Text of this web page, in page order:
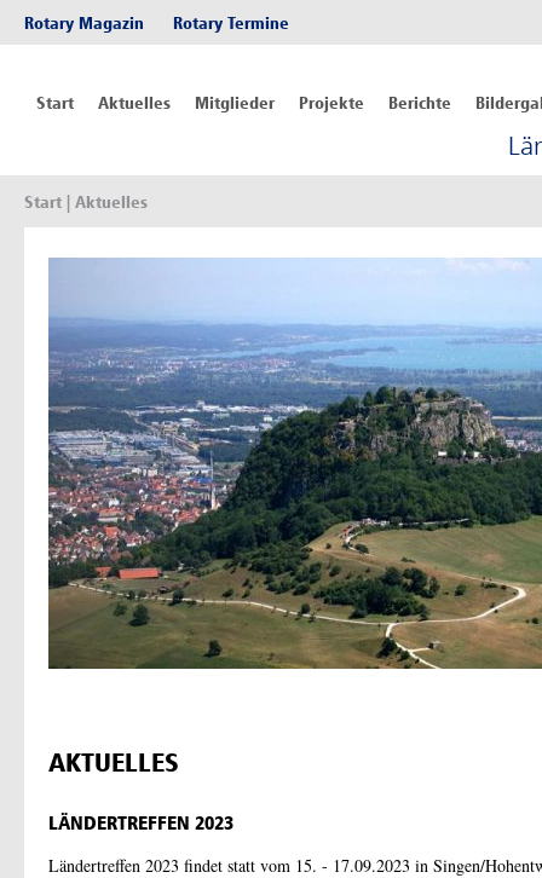
Rotary Magazin Rotary Termine
Start Aktuelles Mitglieder Projekte Berichte
Start | Aktuelles
AKTUELLES
LÄNDERTREFFEN 2023
Ländertreffen 2023 findet statt vom 15. - 17.09.2023 in Singen/